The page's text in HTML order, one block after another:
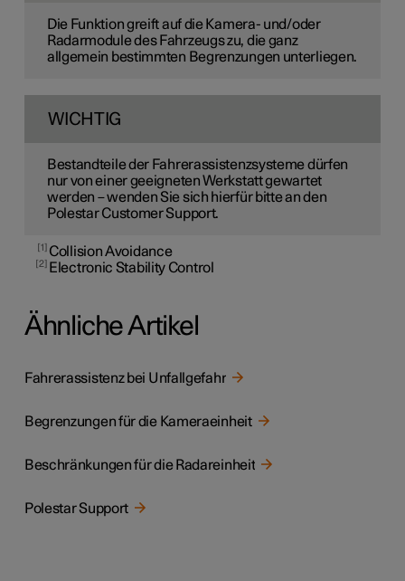
Die Funktion greift auf die Kamera- und/oder
Radarmodule des Fahrzeugs zu, die ganz
allgemein bestimmten Begrenzungen unterliegen.
WICHTIG
Bestandteile der Fahrerassistenzsysteme dürfen
nur von einer geeigneten Werkstatt gewartet
werden – wenden Sie sich hierfür bitte an den
Polestar Customer Support.
1 Collision Avoidance
2 Electronic Stability Control
Ähnliche Artikel
Fahrerassistenz bei Unfallgefahr
Begrenzungen für die Kameraeinheit
Beschränkungen für die Radareinheit
Polestar Support